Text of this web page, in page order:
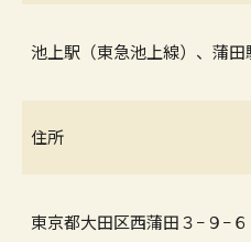
池上駅（東急池上線）、蒲田
住所
東京都大田区西蒲田３−９−６